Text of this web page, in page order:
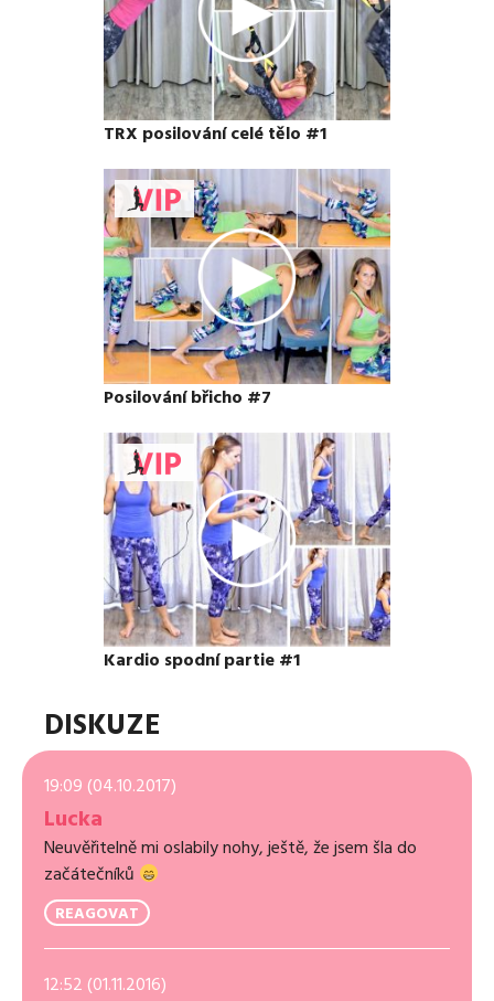
TRX posilování celé tělo #1
Posilování břicho #7
Kardio spodní partie #1
DISKUZE
19:09 (04.10.2017)
Lucka
Neuvěřitelně mi oslabily nohy, ještě, že jsem šla do
začátečníků
REAGOVAT
12:52 (01.11.2016)